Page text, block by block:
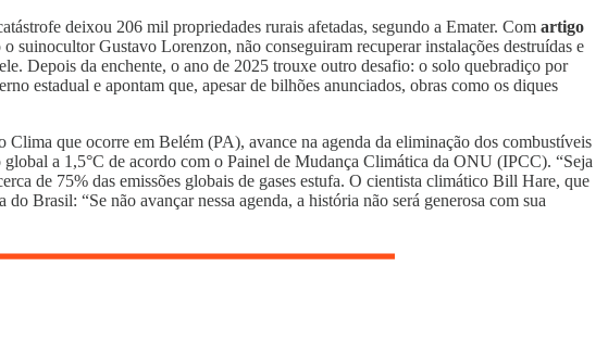
deixou 206 mil propriedades rurais afetadas, segundo a Emater. Com artigo
suinocultor Gustavo Lorenzon, não conseguiram recuperar instalações destruídas e
Depois da enchente, o ano de 2025 trouxe outro desafio: o solo quebradiço por
estadual e apontam que, apesar de bilhões anunciados, obras como os diques
Clima que ocorre em Belém (PA), avance na agenda da eliminação dos combustíveis
a 1,5°C de acordo com o Painel de Mudança Climática da ONU (IPCC). “Seja
de 75% das emissões globais de gases estufa. O cientista climático Bill Hare, que
Brasil: “Se não avançar nessa agenda, a história não será generosa com sua